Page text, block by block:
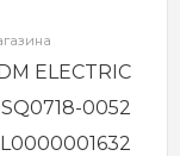
ELECTRIC
SQ0718-0052
L0000001632